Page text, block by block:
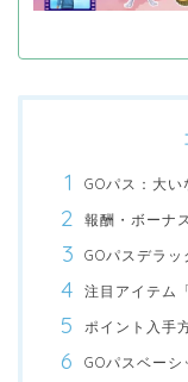
GOパス：大
報酬・ボーナ
GOパスデラ
注目アイテム
ポイント入手
GOパスベー